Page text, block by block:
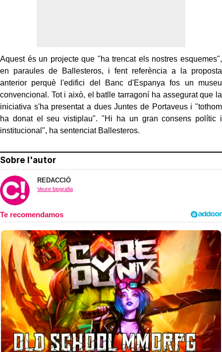
Aquest és un projecte que "ha trencat els nostres esquemes",
en paraules de
Ballesteros, i fent referència a la proposta
anterior perquè l'edifici del Banc d'Espanya fos un museu
convencional. Tot i això, el batlle tarragoní ha assegurat que la
iniciativa s'ha presentat a dues Juntes de Portaveus i "tothom
ha donat el seu vistiplau". "Hi ha un gran consens polític i
institucional", ha sentenciat Ballesteros.
Sobre l'autor
REDACCIÓ
Veure biografia